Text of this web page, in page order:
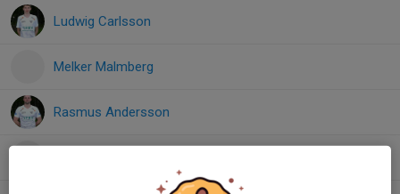
Ludwig Carlsson
Melker Malmberg
Rasmus Andersson